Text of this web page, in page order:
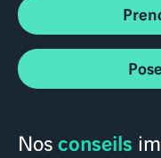
Nosconseils